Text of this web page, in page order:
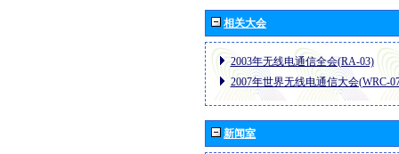
相关大会
2003年无线电通信全会(RA-03)
2007年世界无线电通信大会(WRC-
新闻室